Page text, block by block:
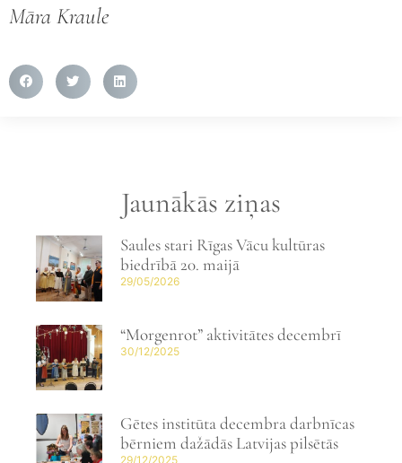
Māra Kraule
Jaunākās ziņas
Saules stari Rīgas Vācu kultūras
biedrībā 20. maijā
29/05/2026
“Morgenrot” aktivitātes decembrī
30/12/2025
Gētes institūta decembra darbnīcas
bērniem dažādās Latvijas pilsētās
29/12/2025